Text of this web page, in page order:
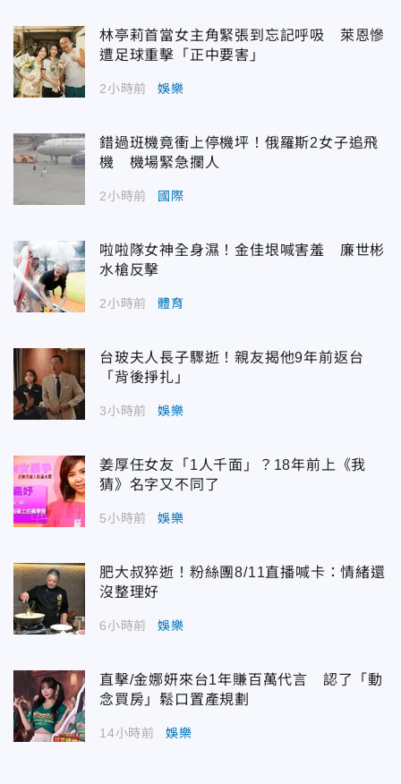
林亭莉首當女主角緊張到忘記呼吸 萊恩慘
遭足球重擊「正中要害」
2小時前 娛樂
錯過班機竟衝上停機坪！俄羅斯2女子追飛
機 機場緊急攔人
2小時前 國際
啦啦隊女神全身濕！金佳垠喊害羞 廉世彬
水槍反擊
2小時前 體育
台玻夫人長子驟逝！親友揭他9年前返台
「背後掙扎」
3小時前 娛樂
姜厚任女友「1人千面」？18年前上《我
猜》名字又不同了
5小時前 娛樂
肥大叔猝逝！粉絲團8/11直播喊卡：情緒還
沒整理好
6小時前 娛樂
直擊/金娜妍來台1年賺百萬代言 認了「動
念買房」鬆口置產規劃
14小時前 娛樂